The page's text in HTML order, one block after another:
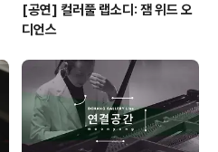
[공연] 컬러풀 랩소디: 잼 위드 오
디언스